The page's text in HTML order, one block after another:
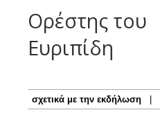
Ορέστης του
Ευριπίδη
σχετικά με την εκδήλωση |